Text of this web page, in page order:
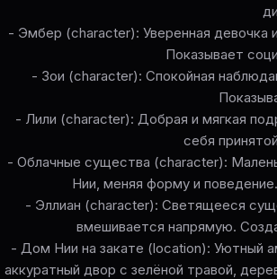
- Эмбер (character): Уверенная девочка
Показывает
- Зои (character): Спокойная
- Лили (character): Добрая и мягкая
себя
- Облачные существа (character):
Нии, меняя форму и
- Эллиан (character): Светящееся
вмешивается напрямую.
- Дом Нии на закате (location): Уютный
аккуратный двор с зелёной травой,